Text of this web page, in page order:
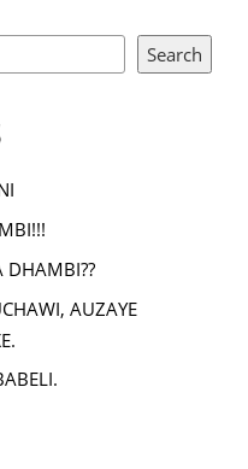
Search
DHAMBI??
AUZAYE